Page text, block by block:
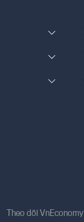
Theo dõi VnEconomy